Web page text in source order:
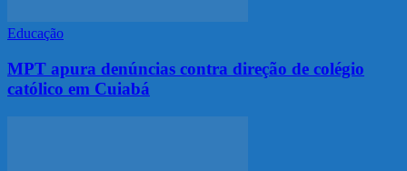
Educação
MPT apura denúncias contra direção de colégio
católico em Cuiabá